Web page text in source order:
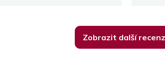
Zobrazit další